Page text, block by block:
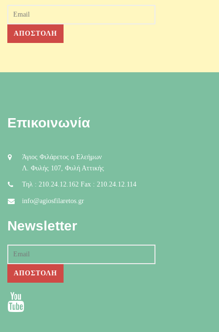
Επικοινωνία
Άγιος Φιλάρετος ο Ελεήμων
Λ. Φυλής 107, Φυλή Αττικής
Τηλ : 210.24.12.162 Fax : 210.24.12.114
info@agiosfilaretos.gr
Newsletter